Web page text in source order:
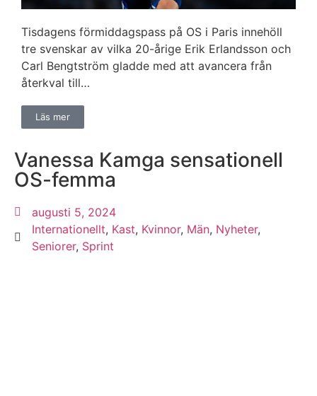
Tisdagens förmiddagspass på OS i Paris innehöll
tre svenskar av vilka 20-årige Erik Erlandsson och
Carl Bengtström gladde med att avancera från
återkval till…
Läs mer
Vanessa Kamga sensationell
OS-femma
augusti 5, 2024
Internationellt, Kast, Kvinnor, Män, Nyheter,
Seniorer, Sprint